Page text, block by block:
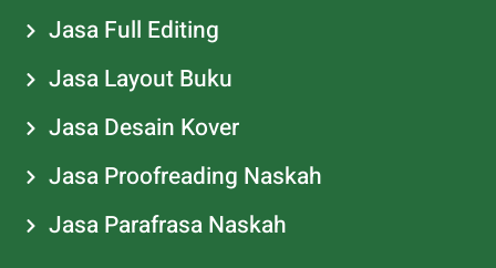
Jasa Full Editing
Jasa Layout Buku
Jasa Desain Kover
Jasa Proofreading Naskah
Jasa Parafrasa Naskah